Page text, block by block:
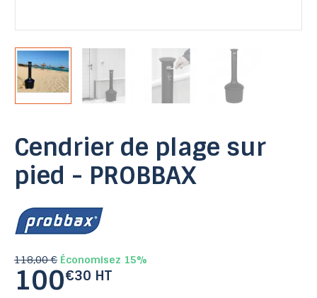
Cendrier de plage sur
pied - PROBBAX
118,00 € Économisez 15%
100€30 HT